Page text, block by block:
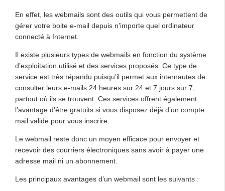
En effet, les webmails sont des outils qui vous permettent de
gérer votre boite e-mail depuis n’importe quel ordinateur
connecté à Internet.
Il existe plusieurs types de webmails en fonction du système
d’exploitation utilisé et des services proposés. Ce type de
service est très répandu puisqu’il permet aux internautes de
consulter leurs e-mails 24 heures sur 24 et 7 jours sur 7,
partout où ils se trouvent. Ces services offrent également
l’avantage d’être gratuits si vous disposez déjà d’un compte
mail valide pour vous inscrire.
Le webmail reste donc un moyen efficace pour envoyer et
recevoir des courriers électroniques sans avoir à payer une
adresse mail ni un abonnement.
Les principaux avantages d’un webmail sont les suivants :